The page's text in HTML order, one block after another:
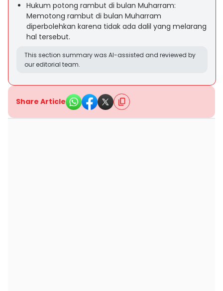
Hukum potong rambut di bulan Muharram:
Memotong rambut di bulan Muharram
diperbolehkan karena tidak ada dalil yang melarang
hal tersebut.
This section summary was AI-assisted and reviewed by
our editorial team.
Share Article